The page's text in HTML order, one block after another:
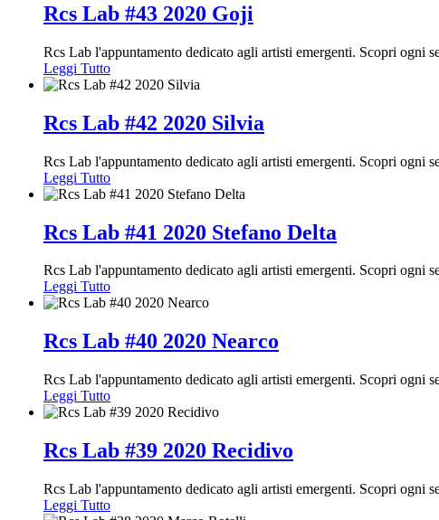
Rcs Lab #43 2020 Goji
Rcs Lab l'appuntamento dedicato agli artisti emergenti. Scopri ogni
Leggi Tutto
Rcs Lab #42 2020 Silvia
Rcs Lab l'appuntamento dedicato agli artisti emergenti. Scopri ogni
Leggi Tutto
Rcs Lab #41 2020 Stefano Delta
Rcs Lab l'appuntamento dedicato agli artisti emergenti. Scopri ogni
Leggi Tutto
Rcs Lab #40 2020 Nearco
Rcs Lab l'appuntamento dedicato agli artisti emergenti. Scopri ogni
Leggi Tutto
Rcs Lab #39 2020 Recidivo
Rcs Lab l'appuntamento dedicato agli artisti emergenti. Scopri ogni
Leggi Tutto